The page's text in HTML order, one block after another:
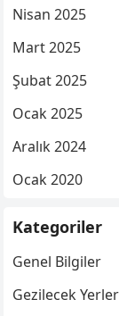
Nisan 2025
Mart 2025
Şubat 2025
Ocak 2025
Aralık 2024
Ocak 2020
Kategoriler
Genel Bilgiler
Gezilecek Yerler